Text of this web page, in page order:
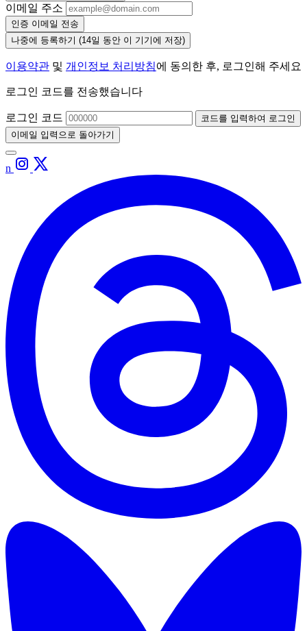
이메일 주소
인증 이메일 전송
나중에 등록하기 (14일 동안 이 기기에 저장)
이용약관 및 개인정보 처리방침에 동의한 후, 로그인해 주세요
로그인 코드를 전송했습니다
로그인 코드
코드를 입력하여 로그인
이메일 입력으로 돌아가기
n